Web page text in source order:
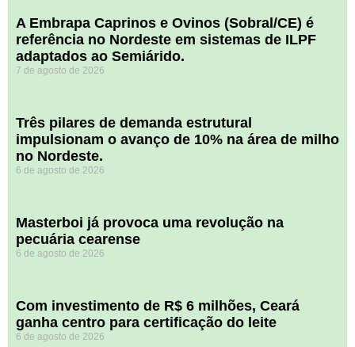
A Embrapa Caprinos e Ovinos (Sobral/CE) é
referência no Nordeste em sistemas de ILPF
adaptados ao Semiárido.
7 de agosto de 2026
​Três pilares de demanda estrutural
impulsionam o avanço de 10% na área de milho
no Nordeste.
6 de agosto de 2026
Masterboi já provoca uma revolução na
pecuária cearense
6 de agosto de 2026
Com investimento de R$ 6 milhões, Ceará
ganha centro para certificação do leite
6 de agosto de 2026